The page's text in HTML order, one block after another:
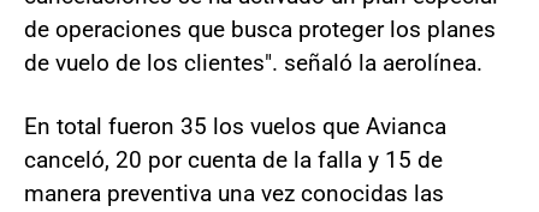
de operaciones que busca proteger los planes
de vuelo de los clientes". señaló la aerolínea.
En total fueron 35 los vuelos que Avianca
canceló, 20 por cuenta de la falla y 15 de
manera preventiva una vez conocidas las